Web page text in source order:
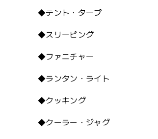
◆テント・タープ
◆スリーピング
◆ファニチャー
◆ランタン・ライト
◆クッキング
◆クーラー・ジャグ